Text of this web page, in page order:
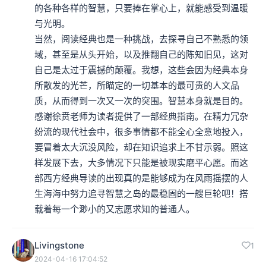
的各种各样的智慧，只要捧在掌心上，就能感受到温暖
与光明。
当然，阅读经典也是一种挑战，去探寻自己不熟悉的领
域，甚至是从头开始，以及推翻自己的陈知旧见，这对
自己是太过于震撼的颠覆。我想，这些会因为经典本身
所散发的光芒，所瞄定的一切基本的最可贵的人文品
质，从而得到一次又一次的突围。智慧本身就是目的。
感谢徐贲老师为读者提供了一部经典指南。在精力冗杂
纷流的现代社会中，很多事情都不能全心全意地投入，
要冒着太大沉没风险，却在知识追求上不甘示弱。照这
样发展下去，大多情况下只能是被现实磨平心愿。而这
部西方经典导读的出现真的是能够成为在风雨摇摆的人
生海海中努力追寻智慧之岛的最稳固的一艘巨轮吧！搭
载着每一个渺小的又志愿求知的普通人。
Livingstone 1
2024-04-16 17:04:52